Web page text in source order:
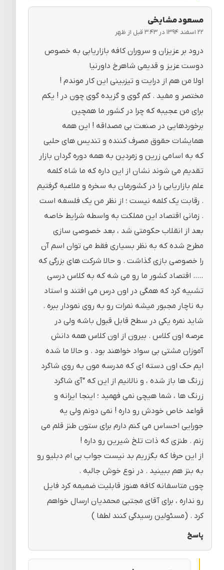
مسعود مشایخی
۲۲ اسفند ۱۳۹۴ در ۳:۴۳ قبل از ظهر
درود بر عزیزان و سروران کافه بازاریابی به خصوص
دوست عزیز و قدیمی شاهرخ داورنیا
اولا من هم از درایت و تیزبینی این کار موندم !
مختصر و مفید . کم گوی و گزیده گوی چون در ! یکم
برای من عجیبه که چرا در کشور ما همچین
برخوردهایی در صنعت بی مصداقه ! این همه
همایشات حقوق مصرف کننده و تندیس های حلبی
که به اسامی زرین و زمردین به همه دوره گردان بازار
تقدیم می شوند نشان از این داره که ما شاه کلمه
علم بازاریابی را در کشورمان به سخره و ملاعبه گرفتیم
. رقابت یک کلمه نیست ؛ از نظر من یک فلسفه است
. زمانی اقتصاد این مملکت به واسطه شرایط خاصه
بعد از انقلاب حکومتی شد ، بعد خصوصی سازی
مطرح شده که به نظر بسیاری فقط می توان اسم آن
را خصوصی بازی گذاشت . و حالا شرکت های بزرگی که
….. اقتصاد کشور ما رو می شه که به کلاس درسی
تشبیه کرد که همگی در اون درس می افتند و استاد
به ناچار مجبور میشه نمرات رو به روی نمودار ببره .
شاید نمره یکی در سطح قابل قبول باشه ولی در
عرصه اون کلاس . بیرون از اون کلاس همه دانش
آموزان مشتی بی سواد خواهند بود . و حالا ما شده
ایم حک اون دسته ای که مدرسه مون به روی شاگرد
زرنگ ها باز شده ، و نالانیم از این که “آی شاگرد
زرنگ ها ، شما هیچی نمی فهمید ؛ اینجا ایرانه و
قواعد خاص خودش رو داره ! نمی دونم ولی یه
جورایی احساس می کنم دارم برای ستون طنز قلم می
زنم . طنزی که ذات تلخ شیرین رو داره !
از این حرفا که بگزریم بد نیست جواب بی ام دبلیو رو
به بنز هم ببینید . در نوع خوش جالبه .
چون متاسفانه کافه هنوز قابلیت ضمیمه کرد فایل
رو نداره ، برای آقای مجتبی محمدیان ارسال خواهم
کرد . (مسئولین رسیدگی کنند لطفا )
پاسخ